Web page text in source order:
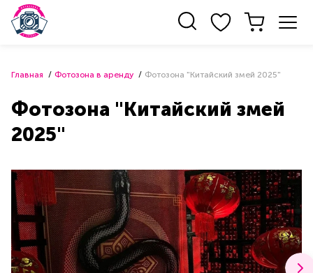
Главная Фотозона в аренду Фотозона "Китайский змей 2025"
Фотозона "Китайский змей
2025"